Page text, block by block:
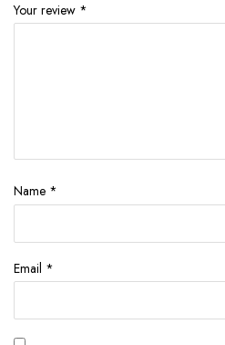
Your review *
Name *
Email *